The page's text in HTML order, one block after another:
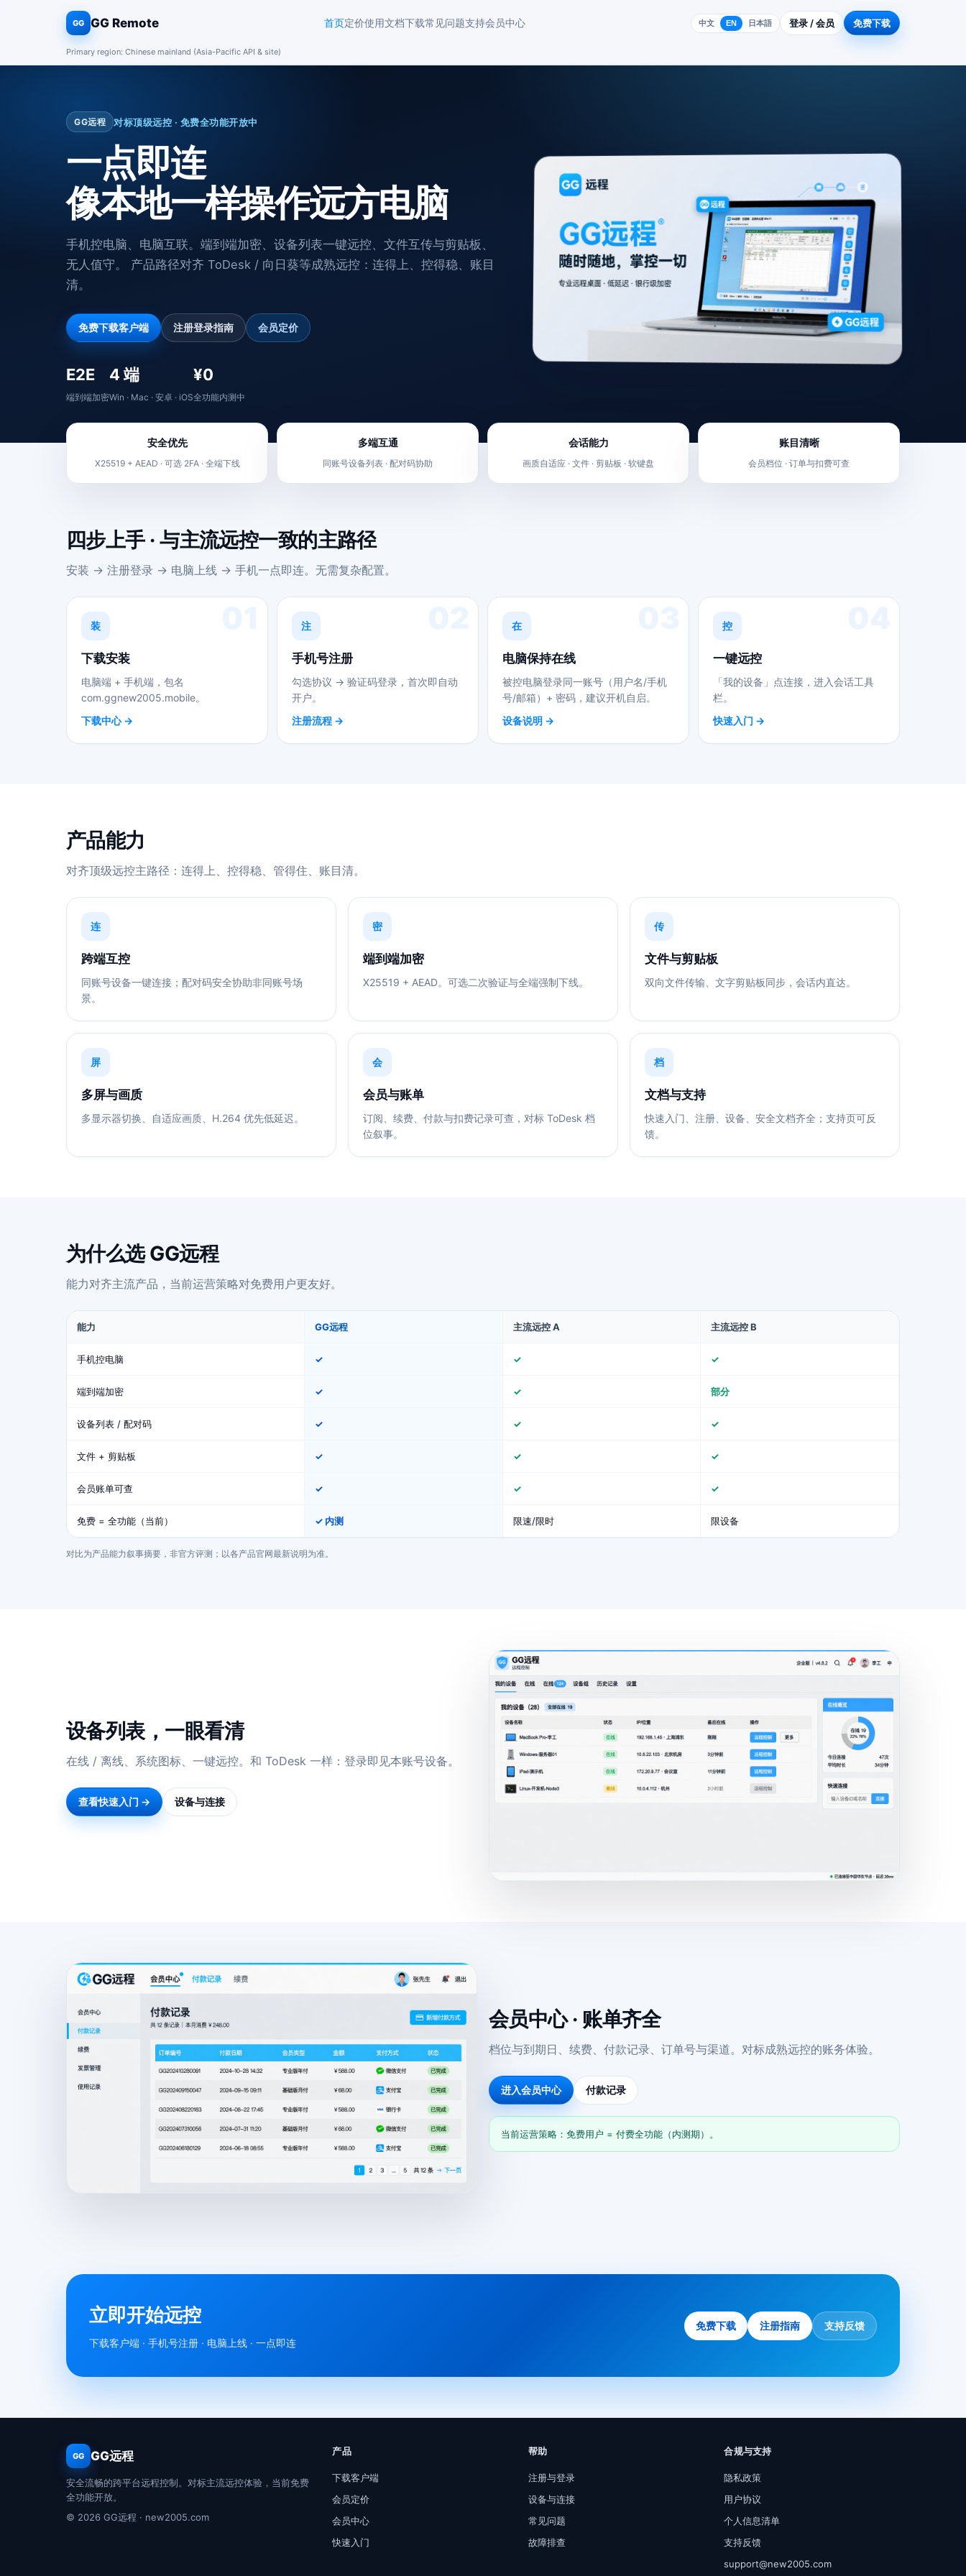
GG GG Remote 首页定价使用文档下载常见问题支持会员中心 中文 EN 日本語 登录 / 会员 免费下载
Primary region: Chinese mainland (Asia-Pacific API & site)
GG远程 对标顶级远控 · 免费全功能开放中
一点即连
像本地一样操作远方电脑
手机控电脑、电脑互联。端到端加密、设备列表一键远控、文件互传与剪贴板、
无人值守。 产品路径对齐 ToDesk / 向日葵等成熟远控：连得上、控得稳、账目
清。
免费下载客户端 注册登录指南 会员定价
E2E
端到端加密
4 端
Win · Mac · 安卓 · iOS
¥0
全功能内测中
安全优先
X25519 + AEAD · 可选 2FA · 全端下线
多端互通
同账号设备列表 · 配对码协助
会话能力
画质自适应 · 文件 · 剪贴板 · 软键盘
账目清晰
会员档位 · 订单与扣费可查
四步上手 · 与主流远控一致的主路径
安装 → 注册登录 → 电脑上线 → 手机一点即连。无需复杂配置。
装
下载安装
电脑端 + 手机端，包名
com.ggnew2005.mobile。
下载中心 →
注
手机号注册
勾选协议 → 验证码登录，首次即自动
开户。
注册流程 →
在
电脑保持在线
被控电脑登录同一账号（用户名/手机
号/邮箱）+ 密码，建议开机自启。
设备说明 →
控
一键远控
「我的设备」点连接，进入会话工具
栏。
快速入门 →
产品能力
对齐顶级远控主路径：连得上、控得稳、管得住、账目清。
连
跨端互控
同账号设备一键连接；配对码安全协助非同账号场
景。
密
端到端加密
X25519 + AEAD。可选二次验证与全端强制下线。
传
文件与剪贴板
双向文件传输、文字剪贴板同步，会话内直达。
屏
多屏与画质
多显示器切换、自适应画质、H.264 优先低延迟。
会
会员与账单
订阅、续费、付款与扣费记录可查，对标 ToDesk 档
位叙事。
档
文档与支持
快速入门、注册、设备、安全文档齐全；支持页可反
馈。
为什么选 GG远程
能力对齐主流产品，当前运营策略对免费用户更友好。
能力 GG远程 主流远控 A 主流远控 B
手机控电脑 ✓ ✓ ✓
端到端加密 ✓ ✓ 部分
设备列表 / 配对码 ✓ ✓ ✓
文件 + 剪贴板 ✓ ✓ ✓
会员账单可查 ✓ ✓ ✓
免费 = 全功能（当前） ✓ 内测 限速/限时 限设备
对比为产品能力叙事摘要，非官方评测；以各产品官网最新说明为准。
设备列表，一眼看清
在线 / 离线、系统图标、一键远控。和 ToDesk 一样：登录即见本账号设备。
查看快速入门 → 设备与连接
会员中心 · 账单齐全
档位与到期日、续费、付款记录、订单号与渠道。对标成熟远控的账务体验。
进入会员中心 付款记录
当前运营策略：免费用户 = 付费全功能（内测期）。
立即开始远控
下载客户端 · 手机号注册 · 电脑上线 · 一点即连
免费下载 注册指南 支持反馈
GG GG远程
安全流畅的跨平台远程控制。对标主流远控体验，当前免费
全功能开放。
© 2026 GG远程 · new2005.com
产品
下载客户端
会员定价
会员中心
快速入门
帮助
注册与登录
设备与连接
常见问题
故障排查
合规与支持
隐私政策
用户协议
个人信息清单
支持反馈
support@new2005.com